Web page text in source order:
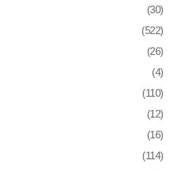
(30)
(522)
(26)
(4)
(110)
(12)
(16)
(114)